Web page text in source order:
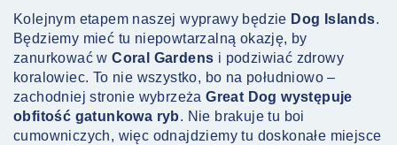
Kolejnym etapem naszej wyprawy będzie Dog Islands.
Będziemy mieć tu niepowtarzalną okazję, by
zanurkować wCoral Gardens i podziwiać zdrowy
koralowiec. To nie wszystko, bo na południowo –
zachodniej stronie wybrzeżaGreat Dog występuje
obfitość gatunkowa ryb. Nie brakuje tu boi
cumowniczych, więc odnajdziemy tu doskonałe miejsce